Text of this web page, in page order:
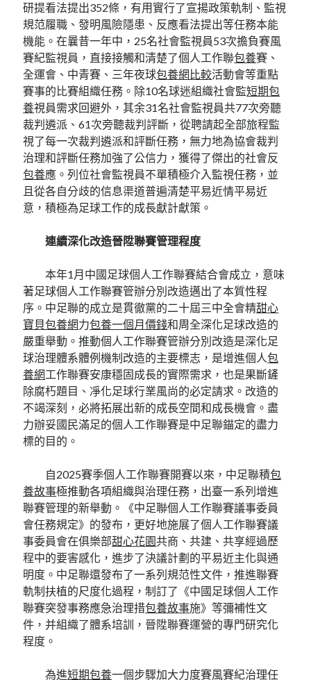
研提看法提出352條，有用實行了宣揚政策軌制、監視
規范履職、發明風險隱患、反應看法提出等任務本能
機能。在曩昔一年中，25名社會監視員53次擔負賽風
賽紀監視員，直接接觸和清楚了個人工作聯包養賽、
全運會、中青賽、三年夜球包養網比較活動會等重點
賽事的比賽組織任務。除10名球迷組織社會監短期包
養視員需求回避外，其余31名社會監視員共77次旁聽
裁判遴派、61次旁聽裁判評斷，從聘請起全部旅程監
視了每一次裁判遴派和評斷任務，無力地為協會裁判
治理和評斷任務加強了公信力，獲得了傑出的社會反
包養應。列位社會監視員不單積極介入監視任務，並
且從各自分歧的信息渠道普遍清楚平易近情平易近
意，積極為足球工作的成長獻計獻策。
連續深化改造晉陞聯賽管理程度
本年1月中國足球個人工作聯賽結合會成立，意味
著足球個人工作聯賽管辦分別改造邁出了本質性程
序。中足聯的成立是貫徹黨的二十屆三中全會精甜心
寶貝包養網力包養一個月價錢和周全深化足球改造的
嚴重舉動。推動個人工作聯賽管辦分別改造是深化足
球治理體系體例機制改造的主要標志，是增進個人包
養網工作聯賽安康穩固成長的實際需求，也是果斷鏟
除腐朽題目、凈化足球行業風尚的必定請求。改造的
不竭深刻，必將拓展出新的成長空間和成長機會。盡
力辦妥國民滿足的個人工作聯賽是中足聯錨定的盡力
標的目的。
自2025賽季個人工作聯賽開賽以來，中足聯積包
養故事極推動各項組織與治理任務，出臺一系列增進
聯賽管理的新舉動。《中足聯個人工作聯賽議事委員
會任務規定》的發布，更好地施展了個人工作聯賽議
事委員會在俱樂部甜心花園共商、共建、共享經過歷
程中的要害感化，進步了決議計劃的平易近主化與通
明度。中足聯還發布了一系列規范性文件，推進聯賽
軌制扶植的尺度化過程，制訂了《中國足球個人工作
聯賽突發事務應急治理措包養故事施》等彌補性文
件，并組織了體系培訓，晉陞聯賽運營的專門研究化
程度。
為進短期包養一個步驟加大力度賽風賽紀治理任